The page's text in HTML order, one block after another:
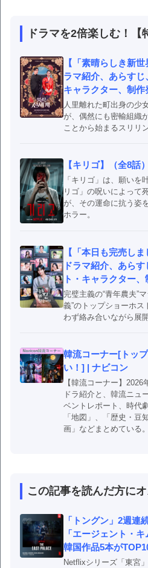
ドラマを2倍楽しむ！【
【「素晴らしき新
ラマ紹介、あらすじ
キャラクター、制
人里離れた町出身の少
が、偶然にも密輸組織
ことから始まるスリリ
【キリゴ】（全8話
「キリゴ」は、願いを
リゴ」の呪いによって
が、その運命に抗う姿
ホラー。
【「本日も完売し
ドラマ紹介、あら
ト・キャラクター
完璧主義の“青年農夫”
義”のトップショーホ
わず絡み合いながら展
韓流コーナー[トッ
い！] | ナビコン
【韓流コーナー】
ドラ紹介と、韓流ニュ
ベントレポート、時代
「地図」、「歴史・豆
画」などまとめている。
この記事を読んだ方に
「トングン」2週連
「エージェント・
韓国作品5本が
Netflixシリーズ「東宮